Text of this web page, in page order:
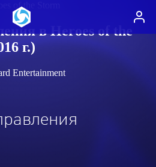
of the Storm
в Heroes of the
г.)
Entertainment